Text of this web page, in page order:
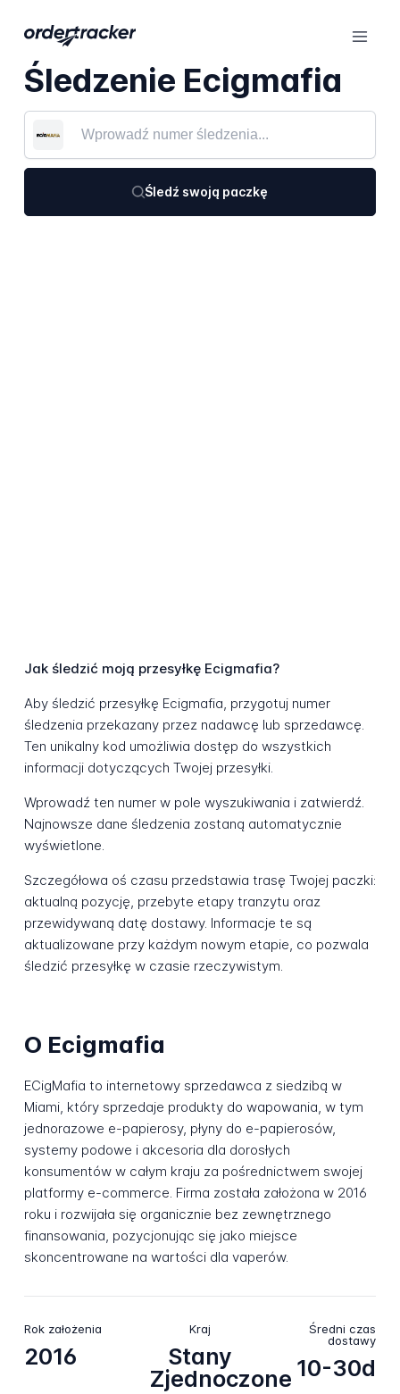
Śledzenie Ecigmafia
Śledź swoją paczkę
Jak śledzić moją przesyłkę Ecigmafia?
Aby śledzić przesyłkę Ecigmafia, przygotuj numer
śledzenia przekazany przez nadawcę lub sprzedawcę.
Ten unikalny kod umożliwia dostęp do wszystkich
informacji dotyczących Twojej przesyłki.
Wprowadź ten numer w pole wyszukiwania i zatwierdź.
Najnowsze dane śledzenia zostaną automatycznie
wyświetlone.
Szczegółowa oś czasu przedstawia trasę Twojej paczki:
aktualną pozycję, przebyte etapy tranzytu oraz
przewidywaną datę dostawy. Informacje te są
aktualizowane przy każdym nowym etapie, co pozwala
śledzić przesyłkę w czasie rzeczywistym.
O Ecigmafia
ECigMafia to internetowy sprzedawca z siedzibą w
Miami, który sprzedaje produkty do wapowania, w tym
jednorazowe e-papierosy, płyny do e-papierosów,
systemy podowe i akcesoria dla dorosłych
konsumentów w całym kraju za pośrednictwem swojej
platformy e-commerce. Firma została założona w 2016
roku i rozwijała się organicznie bez zewnętrznego
finansowania, pozycjonując się jako miejsce
skoncentrowane na wartości dla vaperów.
Rok założenia
2016
Kraj
Stany
Zjednoczone
Średni czas
dostawy
10-30d